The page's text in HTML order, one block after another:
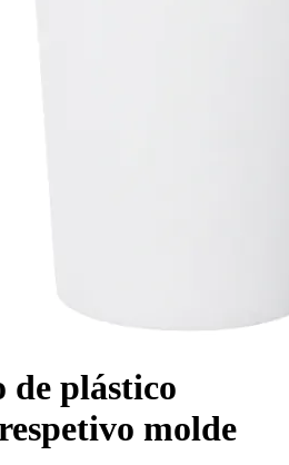
de plástico
molde